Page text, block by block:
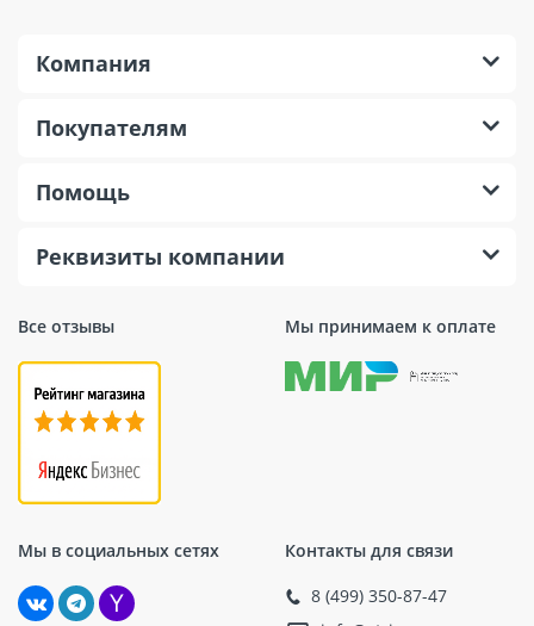
Все отзывы Мы принимаем к оплате
Мы в социальных сетях Контакты для связи
8 (499) 350-87-47
Компания
Покупателям
Помощь
Реквизиты компании